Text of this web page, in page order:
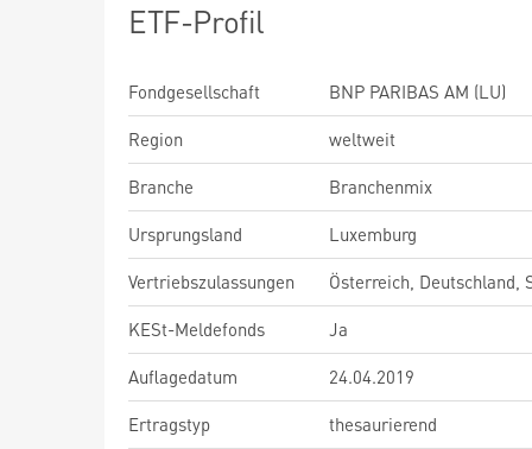
ETF-Profil
Fondgesellschaft
BNP PARIBAS AM (LU)
Region
weltweit
Branche
Branchenmix
Ursprungsland
Luxemburg
Vertriebszulassungen
Österreich, Deutschland,
KESt-Meldefonds
Ja
Auflagedatum
24.04.2019
Ertragstyp
thesaurierend